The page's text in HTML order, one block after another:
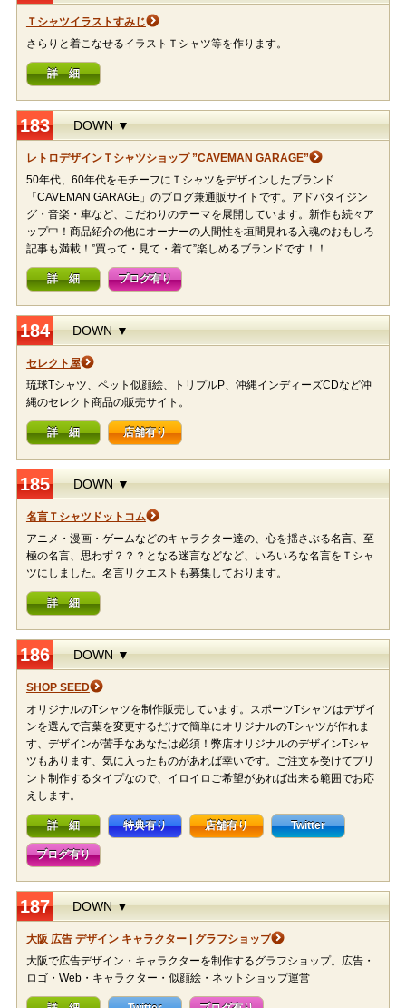
Ｔシャツイラストすみじ
さらりと着こなせるイラストＴシャツ等を作ります。
詳 細
183 DOWN ▼
レトロデザインＴシャツショップ ”CAVEMAN GARAGE”
50年代、60年代をモチーフにＴシャツをデザインしたブランド
「CAVEMAN GARAGE」のブログ兼通販サイトです。アドバタイジン
グ・音楽・車など、こだわりのテーマを展開しています。新作も続々ア
ップ中！商品紹介の他にオーナーの人間性を垣間見れる入魂のおもしろ
記事も満載！”買って・見て・着て”楽しめるブランドです！！
詳 細 ブログ有り
184 DOWN ▼
セレクト屋
琉球Tシャツ、ペット似顔絵、トリプルP、沖縄インディーズCDなど沖
縄のセレクト商品の販売サイト。
詳 細 店舗有り
185 DOWN ▼
名言Ｔシャツドットコム
アニメ・漫画・ゲームなどのキャラクター達の、心を揺さぶる名言、至
極の名言、思わず？？？となる迷言などなど、いろいろな名言をＴシャ
ツにしました。名言リクエストも募集しております。
詳 細
186 DOWN ▼
SHOP SEED
オリジナルのTシャツを制作販売しています。スポーツTシャツはデザイ
ンを選んで言葉を変更するだけで簡単にオリジナルのTシャツが作れま
す、デザインが苦手なあなたは必須！弊店オリジナルのデザインTシャ
ツもあります、気に入ったものがあれば幸いです。ご注文を受けてプリ
ント制作するタイプなので、イロイロご希望があれば出来る範囲でお応
えします。
詳 細 特典有り 店舗有り Twitter
ブログ有り
187 DOWN ▼
大阪 広告 デザイン キャラクター | グラフショップ
大阪で広告デザイン・キャラクターを制作するグラフショップ。広告・
ロゴ・Web・キャラクター・似顔絵・ネットショップ運営